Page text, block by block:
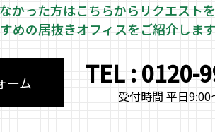
かった方はこちらから リクエスト
めの居抜きオフィスをご紹介しま
ーム TEL : 0120-
受付時間 平日9:00